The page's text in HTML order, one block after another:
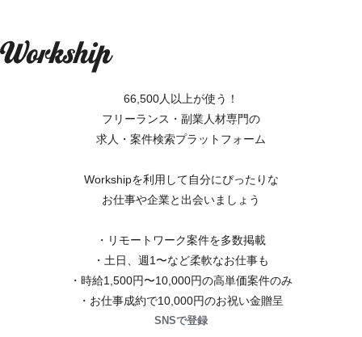
66,500人以上が使う！
フリーランス・副業人材専門の
求人・案件検索プラットフォーム
Workshipを利用して自分にぴったりな
お仕事や企業と出会いましょう
・リモートワーク案件を多数掲載
・土日、週1〜など柔軟なお仕事も
・時給1,500円〜10,000円の高単価案件のみ
・お仕事成約で10,000円のお祝い金贈呈
SNSで登録